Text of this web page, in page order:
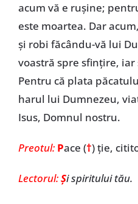
acum vă e rușine;
este moartea. Dar
și robi făcându-vă lui
voastră spre sfințire,
Pentru că plata
harul lui Dumnezeu,
Isus, Domnul nostru.
Preotul: Pace (†) ție,
Lectorul:Și spiritului tău.